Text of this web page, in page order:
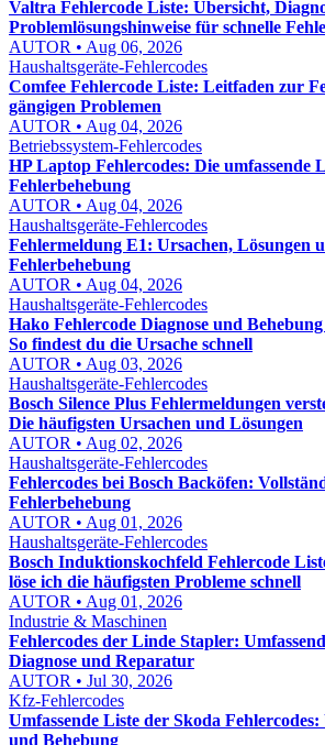
Valtra Fehlercode Liste: Übersicht,
Problemlösungshinweise für schnelle
AUTOR • Aug 06, 2026
Haushaltsgeräte-Fehlercodes
Comfee Fehlercode Liste: Leitfaden zur
gängigen Problemen
AUTOR • Aug 04, 2026
Betriebssystem-Fehlercodes
HP Laptop Fehlercodes: Die umfassende
Fehlerbehebung
AUTOR • Aug 04, 2026
Haushaltsgeräte-Fehlercodes
Fehlermeldung E1: Ursachen, Lösungen
Fehlerbehebung
AUTOR • Aug 04, 2026
Haushaltsgeräte-Fehlercodes
Hako Fehlercode Diagnose und
So findest du die Ursache schnell
AUTOR • Aug 03, 2026
Haushaltsgeräte-Fehlercodes
Bosch Silence Plus Fehlermeldungen
Die häufigsten Ursachen und Lösungen
AUTOR • Aug 02, 2026
Haushaltsgeräte-Fehlercodes
Fehlercodes bei Bosch Backöfen:
Fehlerbehebung
AUTOR • Aug 01, 2026
Haushaltsgeräte-Fehlercodes
Bosch Induktionskochfeld Fehlercode
löse ich die häufigsten Probleme schnell
AUTOR • Aug 01, 2026
Industrie & Maschinen
Fehlercodes der Linde Stapler:
Diagnose und Reparatur
AUTOR • Jul 30, 2026
Kfz-Fehlercodes
Umfassende Liste der Skoda
und Behebung